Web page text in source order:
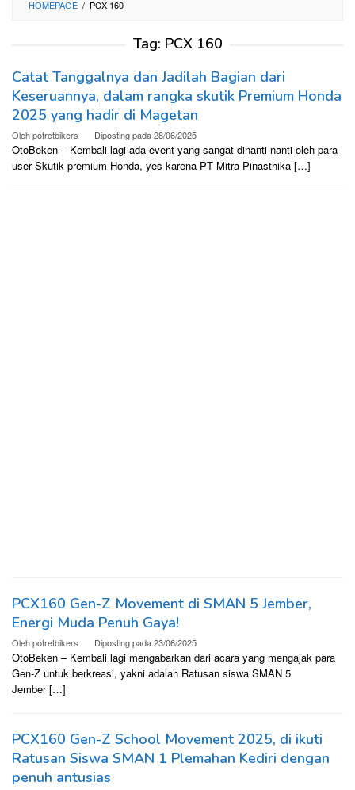
HOMEPAGE / PCX 160
Tag: PCX 160
Catat Tanggalnya dan Jadilah Bagian dari
Keseruannya, dalam rangka skutik Premium Honda
2025 yang hadir di Magetan
Olehpotretbikers Diposting pada28/06/2025
OtoBeken – Kembali lagi ada event yang sangat dinanti-nanti oleh para
user Skutik premium Honda, yes karena PT Mitra Pinasthika […]
PCX160 Gen-Z Movement di SMAN 5 Jember,
Energi Muda Penuh Gaya!
Olehpotretbikers Diposting pada23/06/2025
OtoBeken – Kembali lagi mengabarkan dari acara yang mengajak para
Gen-Z untuk berkreasi, yakni adalah Ratusan siswa SMAN 5
Jember […]
PCX160 Gen-Z School Movement 2025, di ikuti
Ratusan Siswa SMAN 1 Plemahan Kediri dengan
penuh antusias